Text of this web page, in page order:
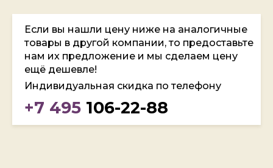
Если вы нашли цену ниже на аналогичные
товары в другой компании, то предоставьте
нам их предложение и мы сделаем цену
ещё дешевле!
Индивидуальная скидка по телефону
+7 495 106-22-88